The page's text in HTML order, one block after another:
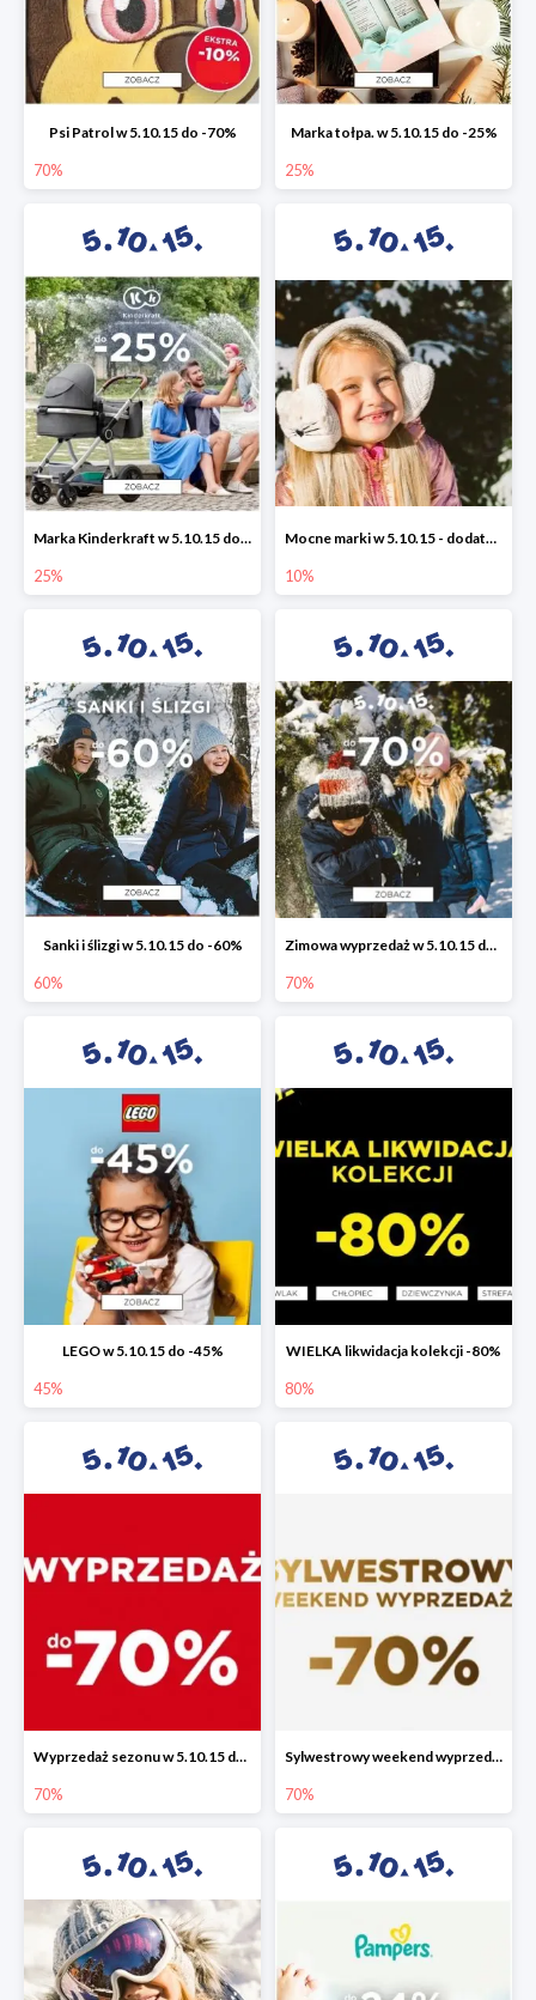
Psi Patrol w 5.10.15 do -70%
70%
Marka tołpa. w 5.10.15 do -25%
25%
Marka Kinderkraft w 5.10.15 do -25%
25%
Mocne marki w 5.10.15 - dodatkowe -10% rabatu
10%
Sanki i ślizgi w 5.10.15 do -60%
60%
Zimowa wyprzedaż w 5.10.15 do -70%
70%
LEGO w 5.10.15 do -45%
45%
WIELKA likwidacja kolekcji -80%
80%
Wyprzedaż sezonu w 5.10.15 do -70%
70%
Sylwestrowy weekend wyprzedaży do -70%
70%